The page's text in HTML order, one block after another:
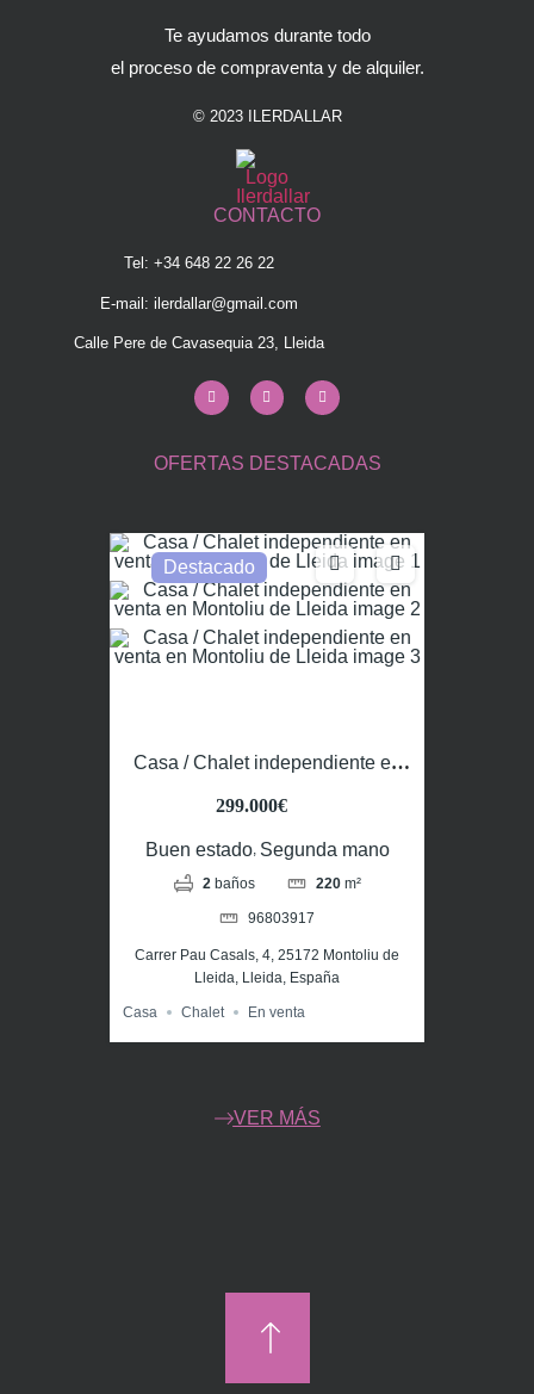
Te ayudamos durante todo
el proceso de compraventa y de alquiler.
© 2023 ILERDALLAR
CONTACTO
Tel: +34 648 22 26 22
E-mail:ilerdallar@gmail.com
Calle Pere de Cavasequia 23, Lleida
OFERTAS DESTACADAS
Destacado
Casa / Chalet independiente en
299.000€
Buen estado, Segunda mano
2 baños 220 m²
96803917
Carrer Pau Casals, 4, 25172 Montoliu de
Lleida, Lleida, España
Casa Chalet En venta
VER MÁS